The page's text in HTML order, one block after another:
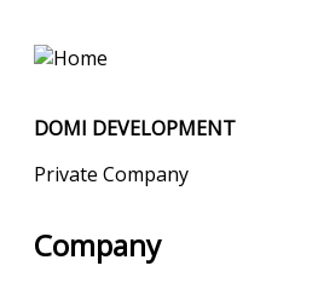
DOMI DEVELOPMENT
Private Company
Company